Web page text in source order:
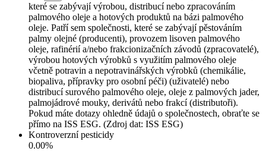
které se zabývají výrobou, distribucí nebo zpracováním
palmového oleje a hotových produktů na bázi palmového
oleje. Patří sem společnosti, které se zabývají pěstováním
palmy olejné (producenti), provozem lisoven palmového
oleje, rafinérií a/nebo frakcionizačních závodů (zpracovatelé),
výrobou hotových výrobků s využitím palmového oleje
včetně potravin a nepotravinářských výrobků (chemikálie,
biopaliva, přípravky pro osobní péči) (uživatelé) nebo
distribucí surového palmového oleje, oleje z palmových jader,
palmojádrové mouky, derivátů nebo frakcí (distributoři).
Pokud máte dotazy ohledně údajů o společnostech, obraťte se
přímo na ISS ESG. (Zdroj dat: ISS ESG)
Kontroverzní pesticidy
0.00%